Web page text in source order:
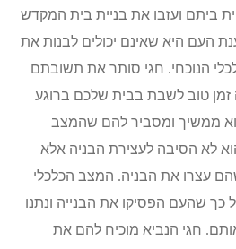
ביתם ועזבו את בניית בית המקדש
העם היא שאינם יכולים לבנות את
הנוכחי. חגי סותר את תשובתם
זמן טוב לשבת בבית שלכם ברוגע
ממשיך ומסביר להם שהמצב
לא הסיבה לעצירת הבניה אלא
עצרו את הבניה. המצב הכלכלי
שהעם הפסיקו את הבנייה ונתנו
חגי הנביא מוכיח להם את